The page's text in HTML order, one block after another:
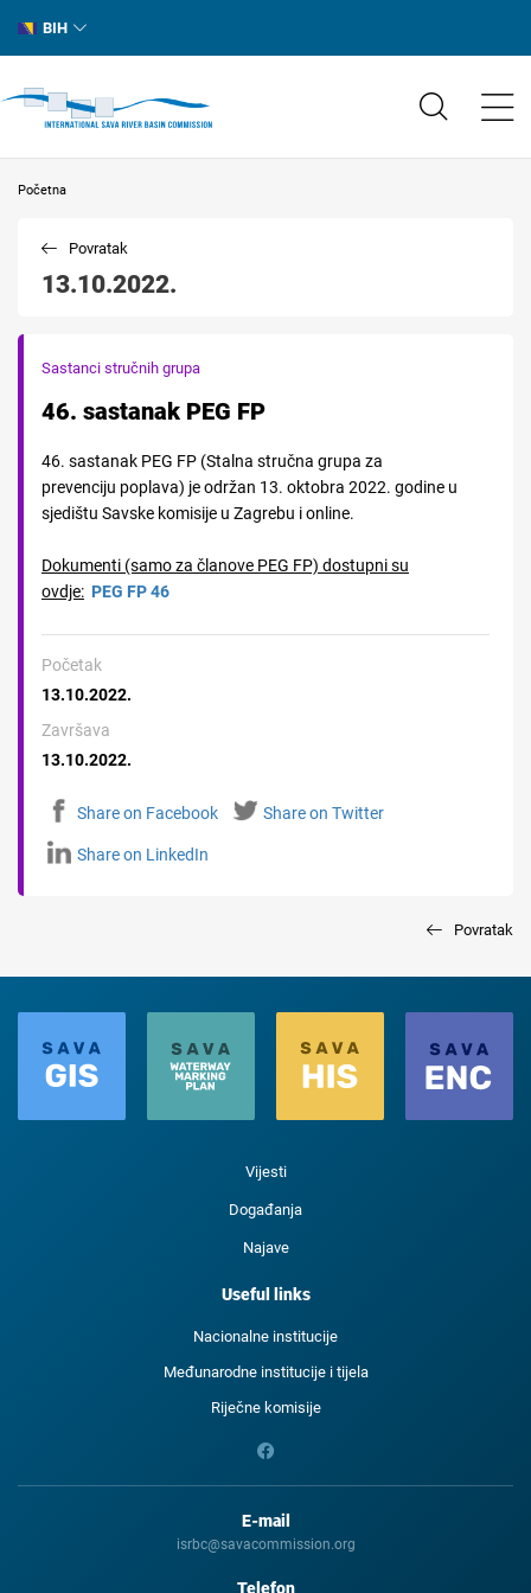
BIH
Početna
13.10.2022.
Povratak
Sastanci stručnih grupa
46. sastanak PEG FP
46. sastanak PEG FP (Stalna stručna grupa za
prevenciju poplava) je održan 13. oktobra 2022. godine u
sjedištu Savske komisije u Zagrebu i online.
Dokumenti (samo za članove PEG FP) dostupni su
ovdje: PEG FP 46
Početak
13.10.2022.
Završava
13.10.2022.
Share on Facebook Share on Twitter
Share on LinkedIn
Povratak
Vijesti
Događanja
Najave
Useful links
Nacionalne institucije
Međunarodne institucije i tijela
Riječne komisije
E-mail
isrbc@savacommission.org
Telefon